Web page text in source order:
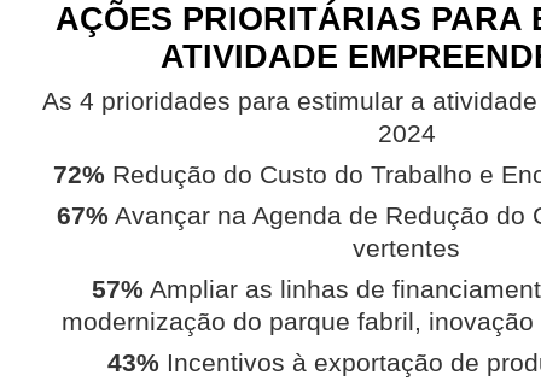
AÇÕES PRIORITÁRIAS PARA
ATIVIDADE
As 4 prioridades para estimular a
2024
72% Redução do Custo do Trabalho e
67% Avançar na Agenda de Redução do
vertentes
57% Ampliar as linhas de
modernização do parque fabril,
43% Incentivos à exportação de